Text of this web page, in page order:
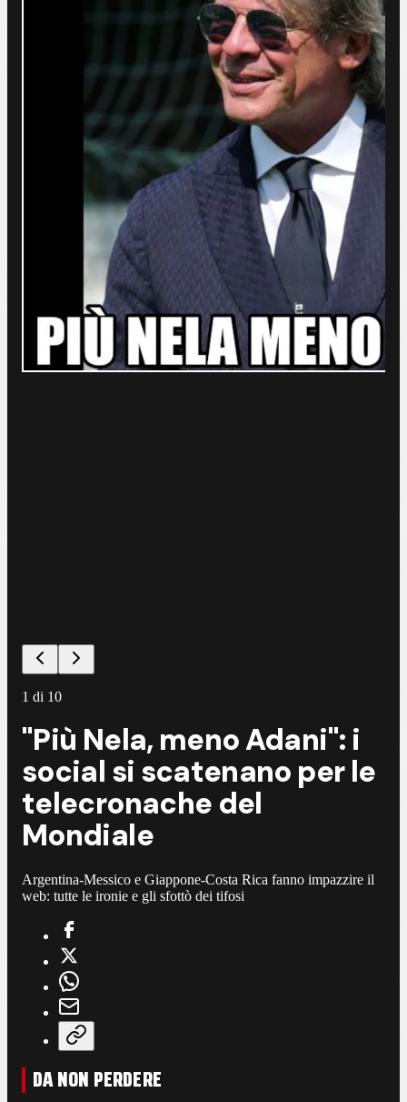
1 di 10
"Più Nela, meno Adani": i
social si scatenano per le
telecronache del
Mondiale
Argentina-Messico e Giappone-Costa Rica fanno impazzire il
web: tutte le ironie e gli sfottò dei tifosi
DA NON PERDERE